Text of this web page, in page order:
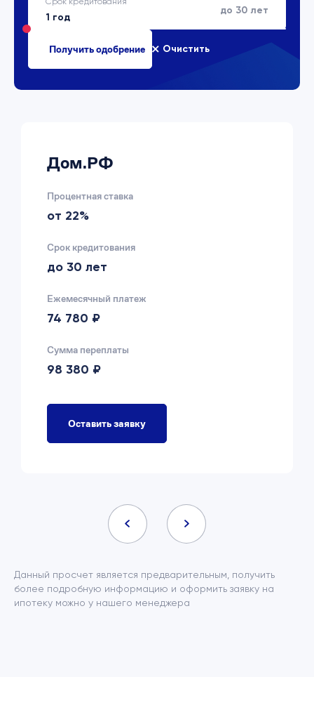
до 30 лет
Очистить
Дом.РФ
Процентная ставка
от 22%
Срок кредитования
до 30 лет
Ежемесячный платеж
74 780 ₽
Сумма переплаты
98 380 ₽
Оставить заявку
Данный просчет является предварительным, получить
более подробную информацию и оформить заявку на
ипотеку можно у нашего менеджера